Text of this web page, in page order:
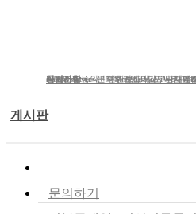
단체소개 연혁 인사말 함께
사업분야
공지사항 문의하기 기부금내역
e-Newsletter 연간보고서/도서/자료
iWc Overview Structure of iWc
회원가입동의 후원하기 단체에
게시판
문의하기